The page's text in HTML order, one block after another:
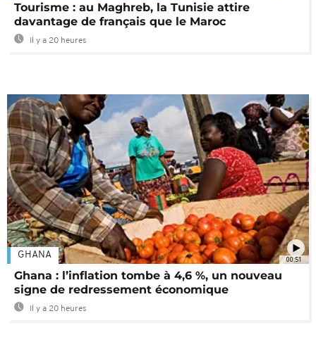
Tourisme : au Maghreb, la Tunisie attire
davantage de français que le Maroc
Il y a 20 heures
00:51
GHANA
Ghana : l’inflation tombe à 4,6 %, un nouveau
signe de redressement économique
Il y a 20 heures